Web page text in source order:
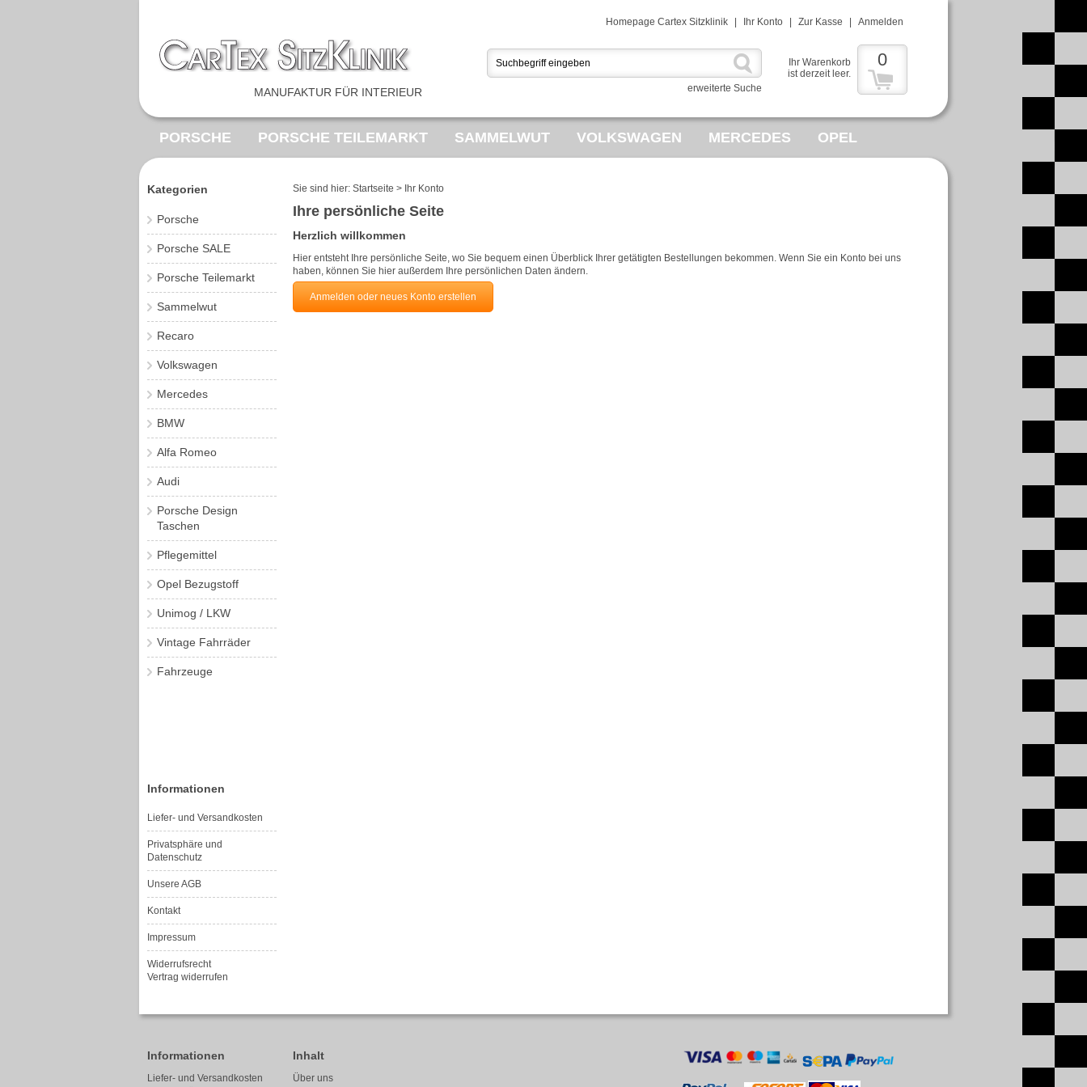
Homepage Cartex Sitzklinik Ihr Konto Zur Kasse Anmelden
MANUFAKTUR FÜR INTERIEUR erweiterte Suche
Ihr Warenkorb
ist derzeit leer.
0
PORSCHE PORSCHE TEILEMARKT SAMMELWUT VOLKSWAGEN MERCEDES OPEL
Kategorien
Porsche
Porsche SALE
Porsche Teilemarkt
Sammelwut
Recaro
Volkswagen
Mercedes
BMW
Alfa Romeo
Audi
Porsche Design
Taschen
Pflegemittel
Opel Bezugstoff
Unimog / LKW
Vintage Fahrräder
Fahrzeuge
Informationen
Liefer- und Versandkosten
Privatsphäre und
Datenschutz
Unsere AGB
Kontakt
Impressum
Widerrufsrecht
Vertrag widerrufen
Sie sind hier: Startseite > Ihr Konto
Ihre persönliche Seite
Herzlich willkommen
Hier entsteht Ihre persönliche Seite, wo Sie bequem einen Überblick Ihrer getätigten Bestellungen bekommen. Wenn Sie ein Konto bei uns
haben, können Sie hier außerdem Ihre persönlichen Daten ändern.
Anmelden oder neues Konto erstellen
Informationen
Liefer- und Versandkosten
Inhalt
Über uns